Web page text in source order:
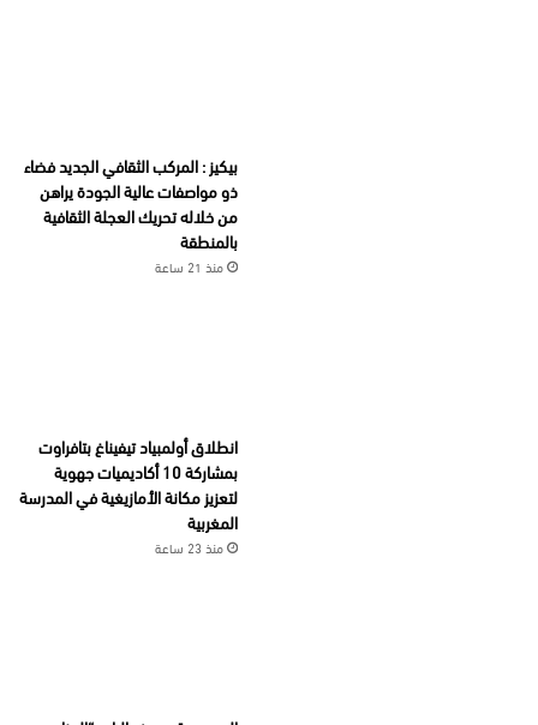
بيكيز : المركب الثقافي الجديد فضاء
ذو مواصفات عالية الجودة يراهن
من خلاله تحريك العجلة الثقافية
بالمنطقة
منذ 21 ساعة
انطلاق أولمبياد تيفيناغ بتافراوت
بمشاركة 10 أكاديميات جهوية
لتعزيز مكانة الأمازيغية في المدرسة
المغربية
منذ 23 ساعة